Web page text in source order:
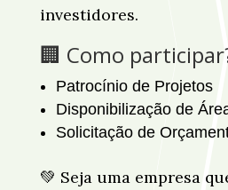
investidores.
🏢 Como
Patrocínio de Projetos
Disponibilização de
Solicitação de
💚 Seja uma empresa